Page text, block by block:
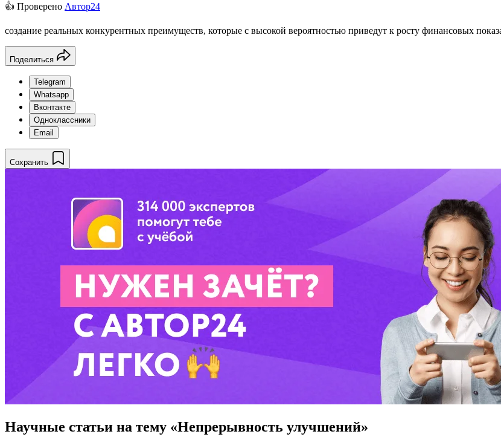
👍 Проверено Автор24
создание реальных конкурентных преимуществ, которые с высокой вероятностью приведут к росту финансовых
Поделиться
Telegram
Whatsapp
Вконтакте
Одноклассники
Email
Сохранить
Научные статьи на тему «Непрерывность улучшений»